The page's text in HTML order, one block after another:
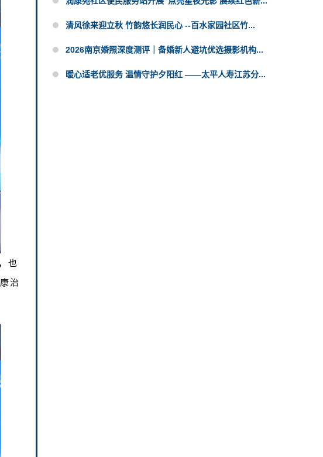
也
治
清风徐来迎立秋 竹韵悠长润民心 --百水家园社区竹...
2026南京婚照深度测评｜备婚新人避坑优选摄影机构...
暖心适老优服务 温情守护夕阳红 ——太平人寿江苏分...